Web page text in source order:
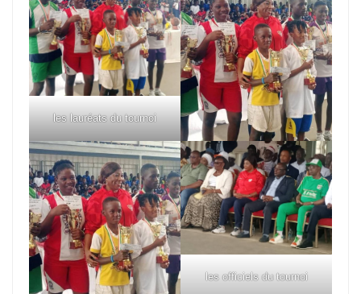
les lauréats du tournoi
les officiels du tournoi